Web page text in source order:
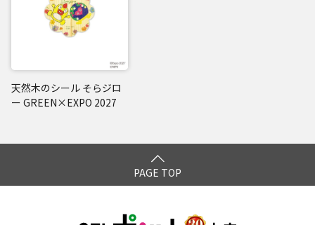
天然木のシール そらジロ
ー GREEN×EXPO 2027
PAGE TOP